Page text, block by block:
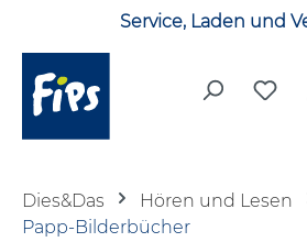
Zum Hauptinhalt springen
Service, Laden und
Du
Dies&Das Hören und Lesen
Papp-Bilderbücher